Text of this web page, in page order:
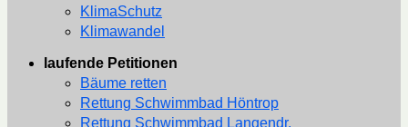
KlimaSchutz
Klimawandel
laufende Petitionen
Bäume retten
Rettung Schwimmbad Höntrop
Rettung Schwimmbad Langendr.